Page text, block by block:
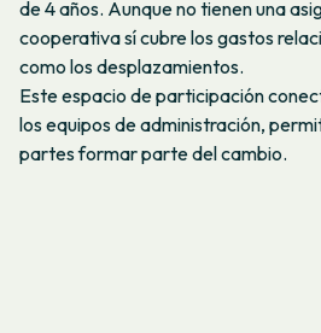
de 4 años. Aunque no tienen una
cooperativa sí cubre los gastos
como los desplazamientos.
Este espacio de participación
los equipos de administración,
partes formar parte del cambio.